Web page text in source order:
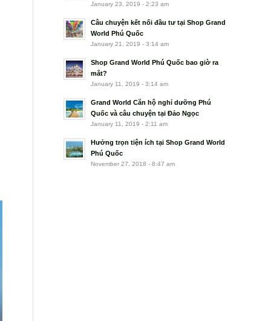
January 23, 2019 - 2:23 am
Câu chuyện kết nối đầu tư tại Shop Grand
World Phú Quốc
January 21, 2019 - 3:14 am
Shop Grand World Phú Quốc bao giờ ra
mắt?
January 11, 2019 - 3:14 am
Grand World Căn hộ nghỉ dưỡng Phú
Quốc và câu chuyện tại Đảo Ngọc
January 11, 2019 - 2:11 am
Hưởng trọn tiện ích tại Shop Grand World
Phú Quốc
November 27, 2018 - 8:47 am